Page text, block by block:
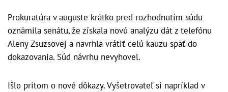
Prokuratúra v auguste krátko pred rozhodnutím súdu
oznámila senátu, že získala novú analýzu dát z telefónu
Aleny Zsuzsovej a navrhla vrátiť celú kauzu späť do
dokazovania. Súd návrhu nevyhovel.
Išlo pritom o nové dôkazy. Vyšetrovateľ si napríklad v